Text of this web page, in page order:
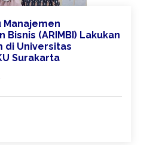
Manajemen
Bisnis (ARIMBI) Lakukan
di Universitas
Surakarta